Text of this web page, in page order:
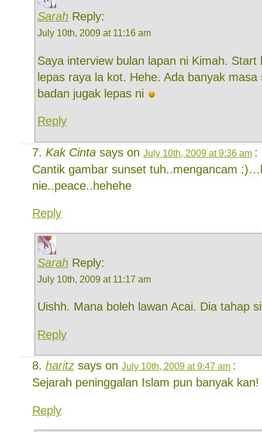
Sarah Reply:
July 10th, 2009 at 11:16 am
Saya interview bulan lapan ni Kimah. Start
lepas raya la kot. Hehe. Ada banyak
badan jugak lepas ni
Reply
Kak Cinta says on July 10th, 2009 at 9:36 am :
Cantik gambar sunset tuh..mengancam
nie..peace..hehehe
Reply
Sarah Reply:
July 10th, 2009 at 11:17 am
Uishh. Mana boleh lawan Acai. Dia tahap
Reply
haritz says on July 10th, 2009 at 9:47 am :
Sejarah peninggalan Islam pun banyak kan!
Reply